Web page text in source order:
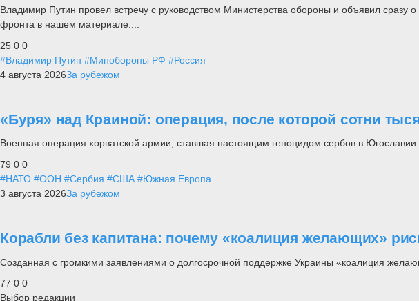
Владимир Путин провел встречу с руководством Министерства обороны и объявил
фронта в нашем материале....
25 0 0
#Владимир Путин #Минобороны РФ #Россия
4 августа 2026За рубежом
«Буря» над Краиной: операция, после которой сотни
Военная операция хорватской армии, ставшая настоящим геноцидом сербов в Югославии.
79 0 0
#НАТО #ООН #Сербия #США #Южная Европа
3 августа 2026За рубежом
Корабли без капитана: почему «коалиция желающих»
Созданная с громкими заявлениями о долгосрочной поддержке Украины «коалиция
77 0 0
Выбор редакции